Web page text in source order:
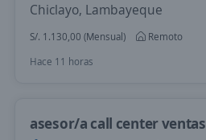
Chiclayo, Lambayeque
S/. 1.130,00 (Mensual)
Remoto
Hace 11 horas
asesor/a call center ventas